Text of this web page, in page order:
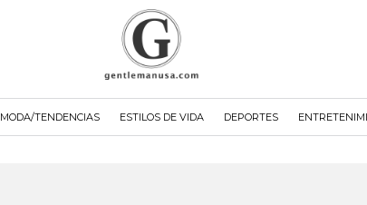
MODA/TENDENCIAS ESTILOS DE VIDA DEPORTES